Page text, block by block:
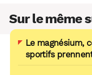
Sur le même
Le magnésium,
sportifs